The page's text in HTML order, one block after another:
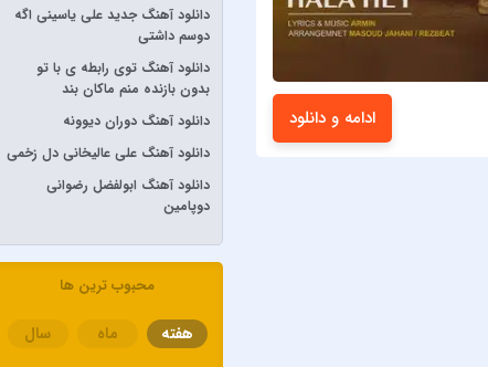
ادامه و دانلود
آرش AP
آرش و ساسی
آرمان گرشاسبی
آرمین زارعی
آرون افشار
آصف آریا
آیسم
ابراهیم تاتلیسس
ابولفضل رضوانی
دانلود آهنگ جدید علی یاسینی اگه
دوسم داشتی
دانلود آهنگ توی رابطه ی با تو
بدون بازنده منم ماکان بند
دانلود آهنگ دوران دیوونه
دانلود آهنگ علی عالیخانی دل زخمی
دانلود آهنگ ابولفضل رضوانی
دوپامین
محبوب ترین ها
هفته ماه سال